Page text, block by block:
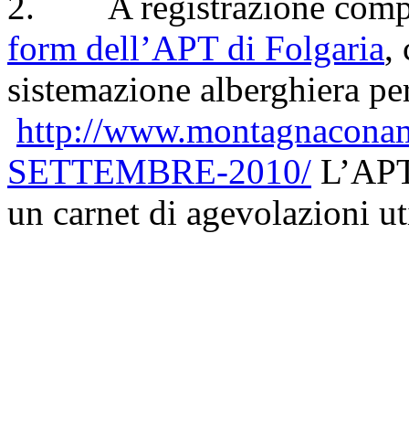
form dell’APT di Folgaria,
sistemazione alberghiera
http://
SETTEMBRE-2010/
un carnet di agevolazioni